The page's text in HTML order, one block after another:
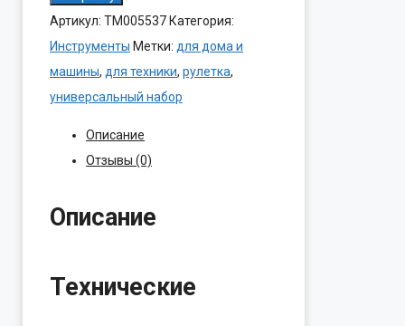
товара
Набор
инструментов
Cablexpert
Артикул: ТМ005537 Категория:
Инструменты Метки: для дома и
машины, для техники, рулетка,
универсальный набор
Описание
Отзывы (0)
Описание
Технические